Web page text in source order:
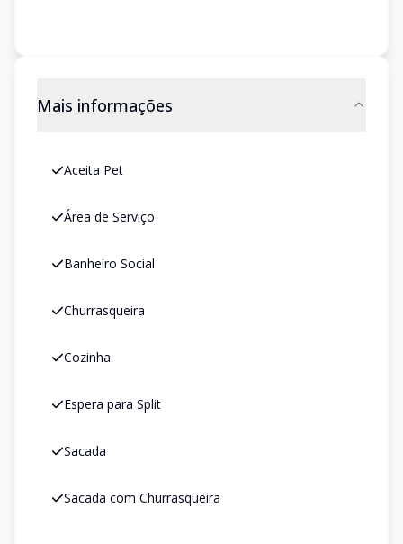
Mais informações
Aceita Pet
Área de Serviço
Banheiro Social
Churrasqueira
Cozinha
Espera para Split
Sacada
Sacada com Churrasqueira